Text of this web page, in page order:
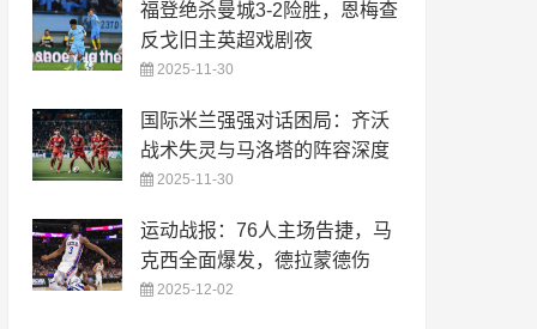
福登绝杀曼城3-2险胜，恩梅查
反戈旧主英超戏剧夜
2025-11-30
国际米兰强强对话困局：齐沃
战术失灵与马洛塔的阵容深度
2025-11-30
运动战报：76人主场告捷，马
克西全面爆发，德拉蒙德伤
2025-12-02